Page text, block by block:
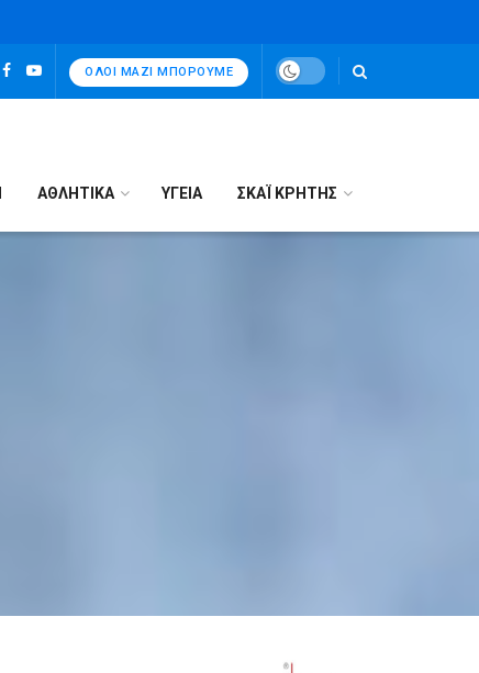
ΌΛΟΙ ΜΑΖΊ ΜΠΟΡΟΎΜΕ
ΑΘΛΗΤΙΚΑ ΥΓΕΙΑ ΣΚΑΪ ΚΡΗΤΗΣ